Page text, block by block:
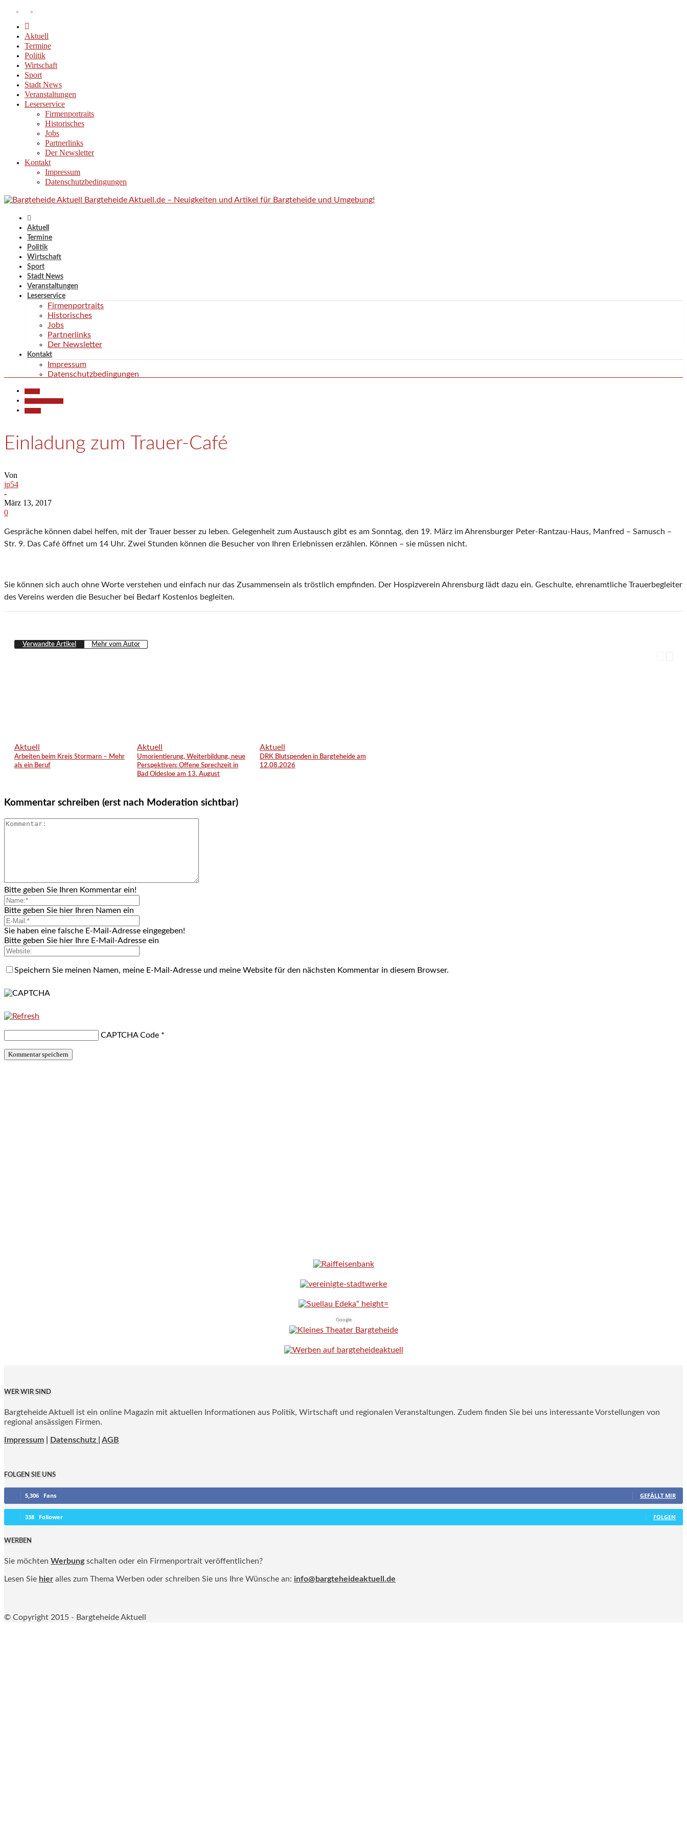
Aktuell
Termine
Politik
Wirtschaft
Sport
Stadt News
Veranstaltungen
Leserservice
Firmenportraits
Historisches
Jobs
Partnerlinks
Der Newsletter
Kontakt
Impressum
Datenschutzbedingungen
Bargteheide Aktuell.de – Neuigkeiten und Artikel für Bargteheide und Umgebung!
Aktuell
Termine
Politik
Wirtschaft
Sport
Stadt News
Veranstaltungen
Leserservice
Firmenportraits
Historisches
Jobs
Partnerlinks
Der Newsletter
Kontakt
Impressum
Datenschutzbedingungen
Einladung zum Trauer-Café
Von
jp54
-
März 13, 2017
0
Gespräche können dabei helfen, mit der Trauer besser zu leben. Gelegenheit zum Austausch gibt es am Sonntag, den 19. März im Ahrensburger Peter-Rantzau-Haus, Manfred – Samusch –
Str. 9. Das Café öffnet um 14 Uhr. Zwei Stunden können die Besucher von Ihren Erlebnissen erzählen. Können – sie müssen nicht.
Sie können sich auch ohne Worte verstehen und einfach nur das Zusammensein als tröstlich empfinden. Der Hospizverein Ahrensburg lädt dazu ein. Geschulte, ehrenamtliche Trauerbegleiter
des Vereins werden die Besucher bei Bedarf Kostenlos begleiten.
Verwandte Artikel Mehr vom Autor
Aktuell
Arbeiten beim Kreis Stormarn – Mehr
als ein Beruf
Aktuell
Umorientierung, Weiterbildung, neue
Perspektiven: Offene Sprechzeit in
Bad Oldesloe am 13. August
Aktuell
DRK Blutspenden in Bargteheide am
12.08.2026
Kommentar schreiben (erst nach Moderation sichtbar)
Bitte geben Sie Ihren Kommentar ein!
Bitte geben Sie hier Ihren Namen ein
Sie haben eine falsche E-Mail-Adresse eingegeben!
Bitte geben Sie hier Ihre E-Mail-Adresse ein
Speichern Sie meinen Namen, meine E-Mail-Adresse und meine Website für den nächsten Kommentar in diesem Browser.
CAPTCHA Code *
Google
WER WIR SIND
Bargteheide Aktuell ist ein online Magazin mit aktuellen Informationen aus Politik, Wirtschaft und regionalen Veranstaltungen. Zudem finden Sie bei uns interessante Vorstellungen von
regional ansässigen Firmen.
Impressum Datenschutz | AGB
FOLGEN SIE UNS
5,306 Fans GEFÄLLT MIR
338 Follower FOLGEN
WERBEN
Sie möchten Werbung schalten oder ein Firmenportrait veröffentlichen?
Lesen Sie hier alles zum Thema Werben oder schreiben Sie uns Ihre Wünsche an: info@bargteheideaktuell.de
© Copyright 2015 - Bargteheide Aktuell